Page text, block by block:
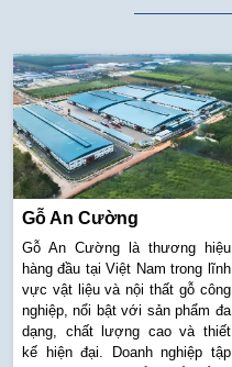
Gỗ An Cường
Gỗ An Cường là thương hiệu
hàng đầu tại Việt Nam trong lĩnh
vực vật liệu và nội thất gỗ công
nghiệp, nổi bật với sản phẩm đa
dạng, chất lượng cao và thiết
kế hiện đại. Doanh nghiệp tập